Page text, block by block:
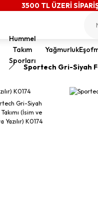
3500 TL ÜZERİ
Hummel
Takım
Sporları
Yağmurluk
Sportech Gri-Siyah